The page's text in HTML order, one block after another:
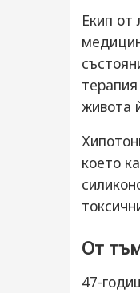
Екип от
живота
което
От
47-